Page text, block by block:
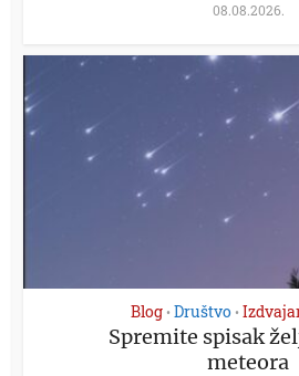
08.08.2026.
Blog • Društvo •
Spremite spisak
meteora